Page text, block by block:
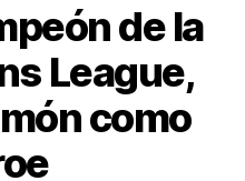
de la
League,
como